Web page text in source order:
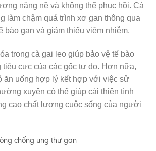
nặng nề và không thể phục hồi. Cà
làm chậm quá trình xơ gan thông qua
bào gan và giảm thiểu viêm nhiễm.
trong cà gai leo giúp bảo vệ tế bào
tiêu cực của các gốc tự do. Hơn nữa,
ăn uống hợp lý kết hợp với việc sử
xuyên có thể giúp cải thiện tình
cao chất lượng cuộc sống của người
chống ung thư gan